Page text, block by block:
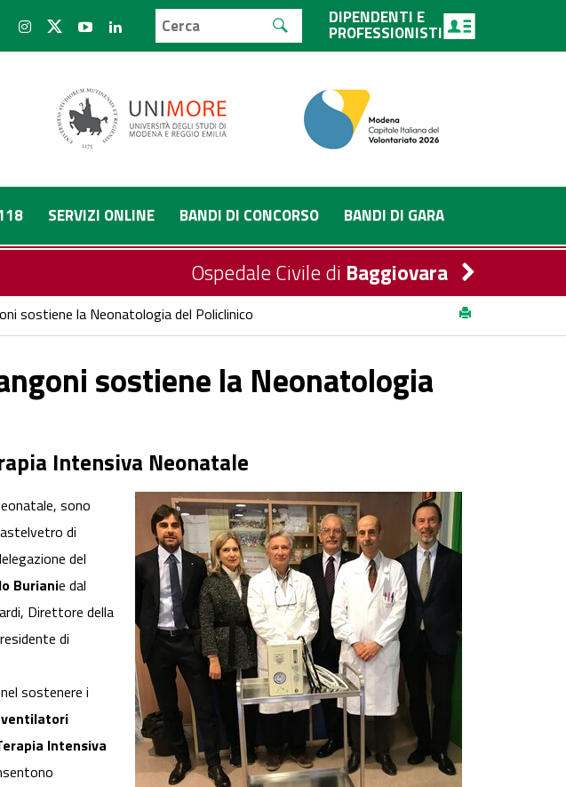
DIPENDENTI E
PROFESSIONISTI
SERVIZI ONLINE BANDI DI CONCORSO BANDI DI GARA
Ospedale Civile di Baggiovara
sostiene la Neonatologia del Policlinico
sostiene la Neonatologia
Intensiva Neonatale
sono
di
del
Burianie dal
Direttore della
di
sostenere i
ventilatori
Intensiva